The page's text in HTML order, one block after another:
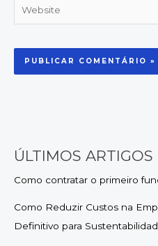
ÚLTIMOS ARTIGOS
Como contratar o primeiro
Como Reduzir Custos na
Definitivo para